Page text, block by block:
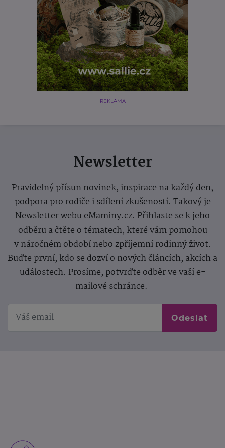
REKLAMA
Newsletter
Pravidelný přísun novinek, inspirace na každý den,
podpora pro rodiče i sdílení zkušeností. Takový je
Newsletter webu eMaminy.cz. Přihlaste se k jeho
odběru a čtěte o tématech, které vám pomohou
v náročném období nebo zpříjemní rodinný život.
Buďte první, kdo se dozví o nových článcích, akcích a
událostech. Prosíme, potvrďte odběr ve vaší e-
mailové schránce.
Odeslat